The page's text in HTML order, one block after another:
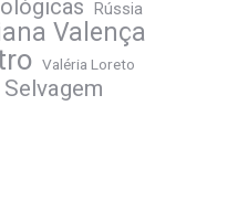
Rússia
Valença
Valéria Loreto